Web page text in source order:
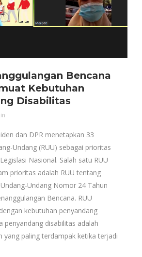
Bencana
Kebutuhan
Disabilitas
dan DPR menetapkan 33
Undang (RUU) sebagai prioritas
Nasional. Salah satu RUU
prioritas adalah RUU tentang
Undang Nomor 24 Tahun
Bencana. RUU
kebutuhan penyandang
penyandang disabilitas adalah
yang paling terdampak ketika terjadi